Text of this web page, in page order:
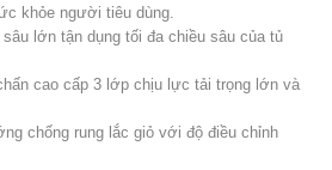
khỏe người tiêu dùng.
lớn tận dụng tối đa chiều sâu của tủ
cao cấp 3 lớp chịu lực tải trọng lớn và
chống rung lắc giỏ với độ điều chỉnh